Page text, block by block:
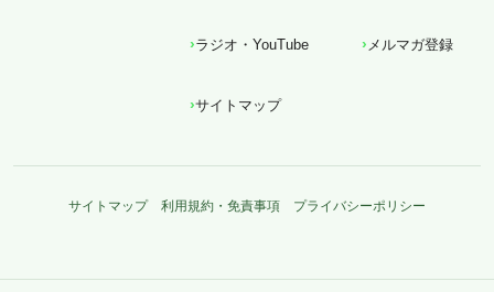
ラジオ・YouTube メルマガ登録
サイトマップ
サイトマップ 利用規約・免責事項 プライバシーポリシー